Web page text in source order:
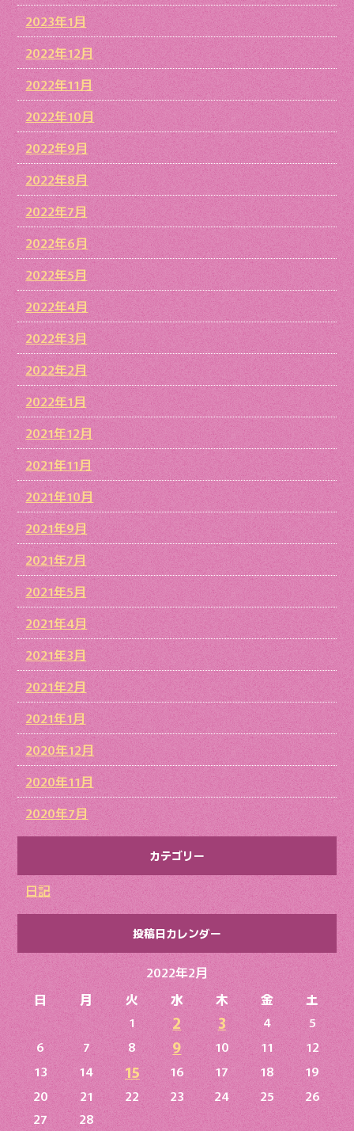
2023年1月
2022年12月
2022年11月
2022年10月
2022年9月
2022年8月
2022年7月
2022年6月
2022年5月
2022年4月
2022年3月
2022年2月
2022年1月
2021年12月
2021年11月
2021年10月
2021年9月
2021年7月
2021年5月
2021年4月
2021年3月
2021年2月
2021年1月
2020年12月
2020年11月
2020年7月
カテゴリー
日記
投稿日カレンダー
2022年2月
日
月 火 水 木 金
土
1
2 3 4
5
6
7 8 9 10 11
12
13
14 15 16 17 18
19
20
21 22 23 24 25
26
27
28